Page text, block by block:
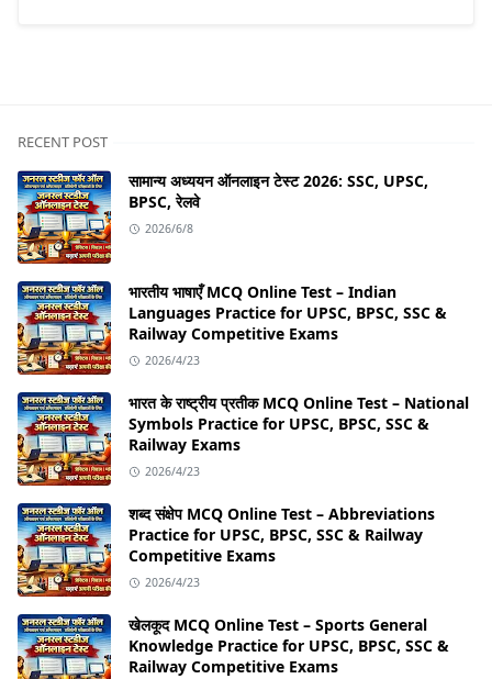
RECENT POST
सामान्य अध्ययन ऑनलाइन टेस्ट 2026: SSC, UPSC,
BPSC, रेलवे
2026/6/8
भारतीय भाषाएँ MCQ Online Test – Indian
Languages Practice for UPSC, BPSC, SSC &
Railway Competitive Exams
2026/4/23
भारत के राष्ट्रीय प्रतीक MCQ Online Test – National
Symbols Practice for UPSC, BPSC, SSC &
Railway Exams
2026/4/23
शब्द संक्षेप MCQ Online Test – Abbreviations
Practice for UPSC, BPSC, SSC & Railway
Competitive Exams
2026/4/23
खेलकूद MCQ Online Test – Sports General
Knowledge Practice for UPSC, BPSC, SSC &
Railway Competitive Exams